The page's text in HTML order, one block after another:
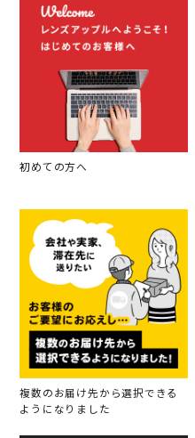
初めての方へ
複数のお届け先から選択できる
ようになりました